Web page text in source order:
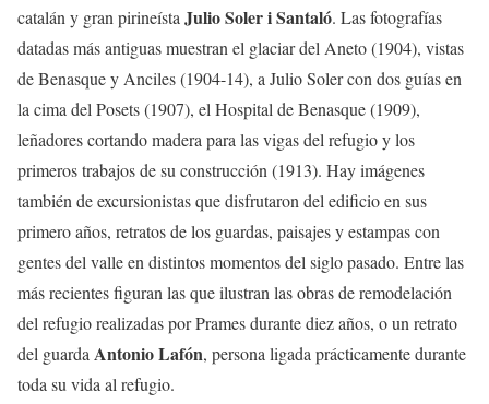
catalán y gran pirineísta Julio Soler i Santaló. Las fotografías
datadas más antiguas muestran el glaciar del Aneto (1904), vistas
de Benasque y Anciles (1904-14), a Julio Soler con dos guías en
la cima del Posets (1907), el Hospital de Benasque (1909),
leñadores cortando madera para las vigas del refugio y los
primeros trabajos de su construcción (1913). Hay imágenes
también de excursionistas que disfrutaron del edificio en sus
primero años, retratos de los guardas, paisajes y estampas con
gentes del valle en distintos momentos del siglo pasado. Entre las
más recientes figuran las que ilustran las obras de remodelación
del refugio realizadas por Prames durante diez años, o un retrato
del guarda Antonio Lafón, persona ligada prácticamente durante
toda su vida al refugio.